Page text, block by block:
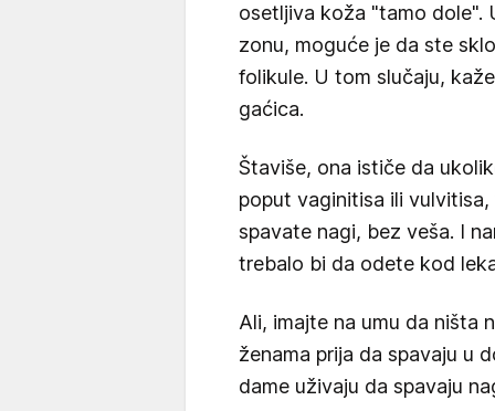
osetljiva koža "tamo dole".
zonu, moguće je da ste
folikule. U tom slučaju,
gaćica.
Štaviše, ona ističe da
poput vaginitisa ili
spavate nagi, bez veša. I
trebalo bi da odete kod
Ali, imajte na umu da ništa
ženama prija da spavaju u
dame uživaju da spavaju